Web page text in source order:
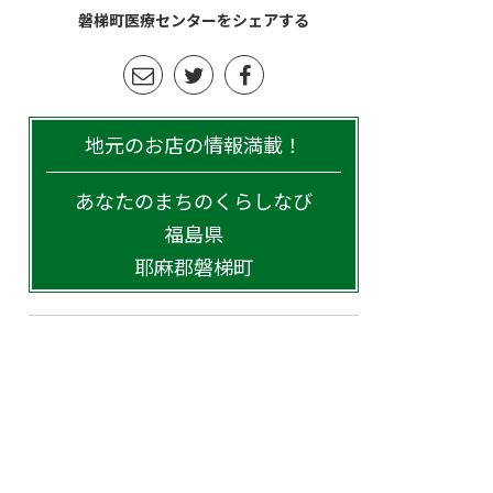
磐梯町医療センターをシェアする
地元のお店の情報満載！
あなたのまちのくらしなび
福島県
耶麻郡磐梯町